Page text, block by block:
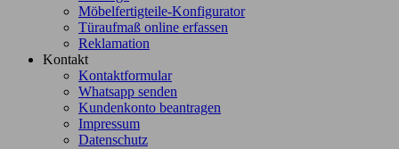
Möbelfertigteile-Konfigurator
Türaufmaß online erfassen
Reklamation
Kontakt
Kontaktformular
Whatsapp senden
Kundenkonto beantragen
Impressum
Datenschutz